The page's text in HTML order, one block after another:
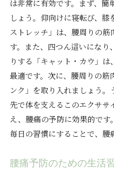
腰痛改善のための
腰痛を和らげるた
腰痛に効く食生活
は非常に有効です。まず、簡
しょう。仰向けに寝転び、
ストレッチ」は、腰周りの筋
す。また、四つん這いになり
りする「キャット・カウ」
最適です。次に、腰周りの筋
ンク」を取り入れましょう
先で体を支えるこのエクササ
え、腰痛の予防に効果的で
毎日の習慣にすることで、腰
腰痛予防のための生活